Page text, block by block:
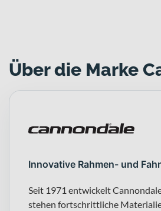
Über die Marke
Innovative Rahmen- und
Seit 1971 entwickelt
stehen fortschrittliche